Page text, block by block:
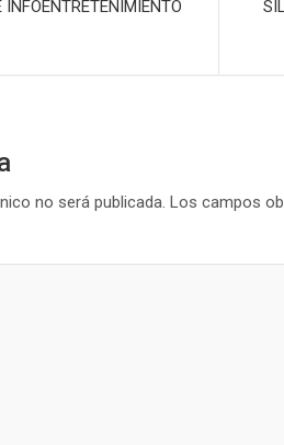
no será publicada. Los campos